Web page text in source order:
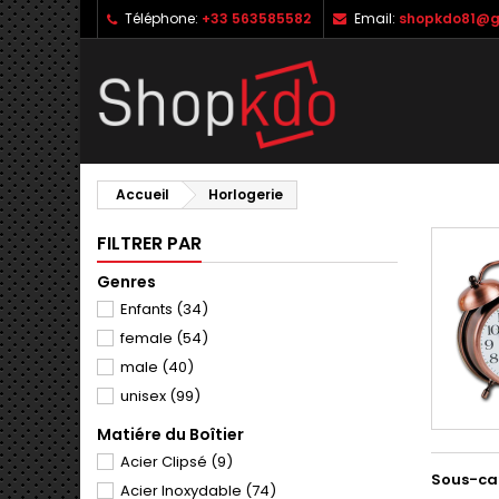
Téléphone: +33 563585582 Email:
Accueil Horlogerie
FILTRER PAR
Genres
Enfants (34)
female (54)
male (40)
unisex (99)
Matiére du Boîtier
Acier Clipsé (9)
Acier Inoxydable (74)
Sous-